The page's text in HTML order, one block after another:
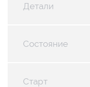
Детали
Состояние
Старт